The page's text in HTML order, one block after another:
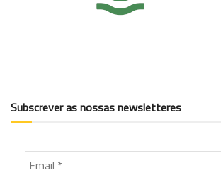
Subscrever as nossas newsletteres